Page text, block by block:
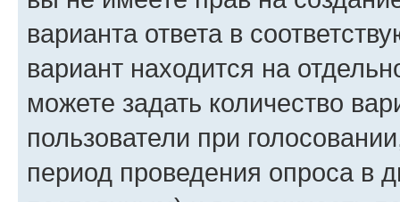
варианта ответа в
вариант находится на
можете задать количество
пользователи при
период проведения опроса в